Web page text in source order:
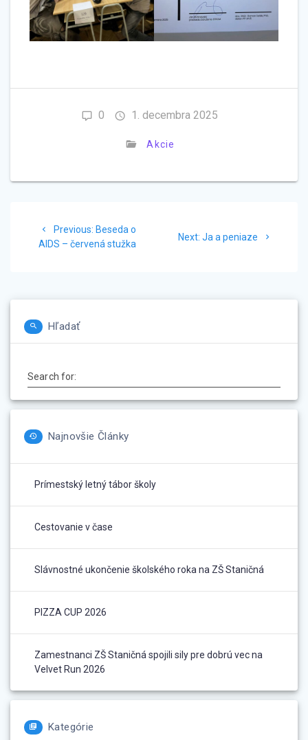
0 1. decembra 2025
Akcie
Previous: Previous
post:
Beseda o
AIDS – červená stužka
Next: Next
Ja a peniaze
Hľadať
Search for:
Najnovšie Články
Prímestský letný tábor školy
Cestovanie v čase
Slávnostné ukončenie školského roka na ZŠ Staničná
PIZZA CUP 2026
Zamestnanci ZŠ Staničná spojili sily pre dobrú vec na
Velvet Run 2026
Kategórie